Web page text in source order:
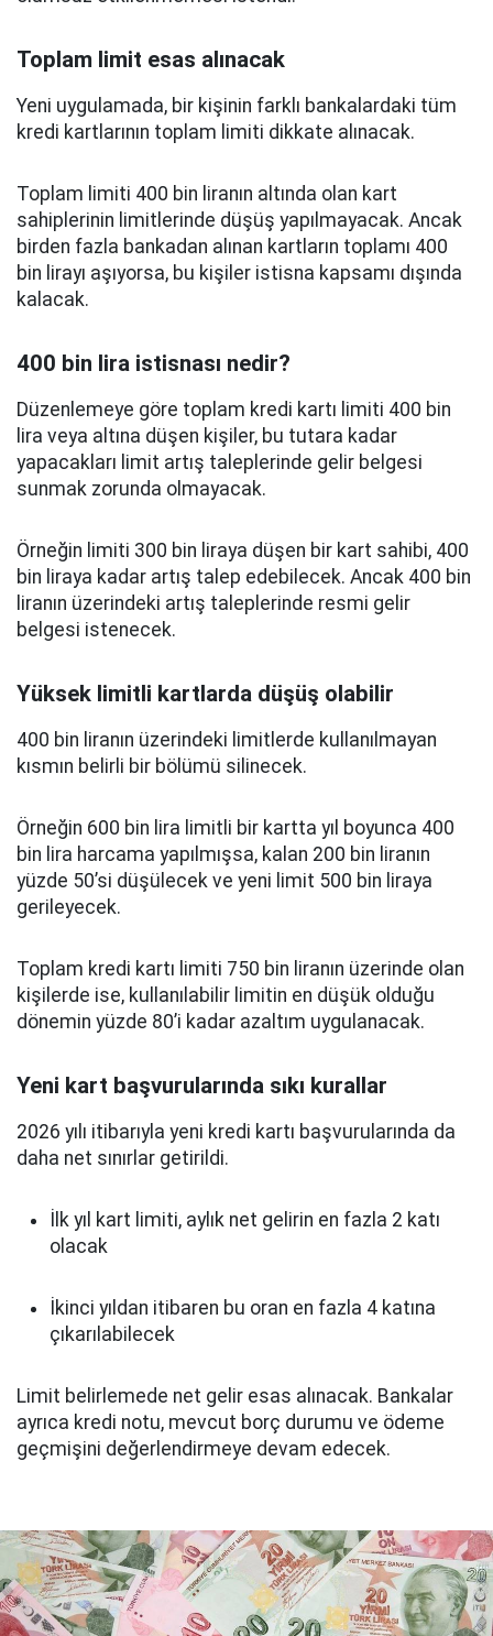
Toplam limit esas alınacak
Yeni uygulamada, bir kişinin farklı bankalardaki tüm
kredi kartlarının toplam limiti dikkate alınacak.
Toplam limiti 400 bin liranın altında olan kart
sahiplerinin limitlerinde düşüş yapılmayacak. Ancak
birden fazla bankadan alınan kartların toplamı 400
bin lirayı aşıyorsa, bu kişiler istisna kapsamı dışında
kalacak.
400 bin lira istisnası nedir?
Düzenlemeye göre toplam kredi kartı limiti 400 bin
lira veya altına düşen kişiler, bu tutara kadar
yapacakları limit artış taleplerinde gelir belgesi
sunmak zorunda olmayacak.
Örneğin limiti 300 bin liraya düşen bir kart sahibi, 400
bin liraya kadar artış talep edebilecek. Ancak 400 bin
liranın üzerindeki artış taleplerinde resmi gelir
belgesi istenecek.
Yüksek limitli kartlarda düşüş olabilir
400 bin liranın üzerindeki limitlerde kullanılmayan
kısmın belirli bir bölümü silinecek.
Örneğin 600 bin lira limitli bir kartta yıl boyunca 400
bin lira harcama yapılmışsa, kalan 200 bin liranın
yüzde 50’si düşülecek ve yeni limit 500 bin liraya
gerileyecek.
Toplam kredi kartı limiti 750 bin liranın üzerinde olan
kişilerde ise, kullanılabilir limitin en düşük olduğu
dönemin yüzde 80’i kadar azaltım uygulanacak.
Yeni kart başvurularında sıkı kurallar
2026 yılı itibarıyla yeni kredi kartı başvurularında da
daha net sınırlar getirildi.
İlk yıl kart limiti, aylık net gelirin en fazla 2 katı
olacak
İkinci yıldan itibaren bu oran en fazla 4 katına
çıkarılabilecek
Limit belirlemede net gelir esas alınacak. Bankalar
ayrıca kredi notu, mevcut borç durumu ve ödeme
geçmişini değerlendirmeye devam edecek.